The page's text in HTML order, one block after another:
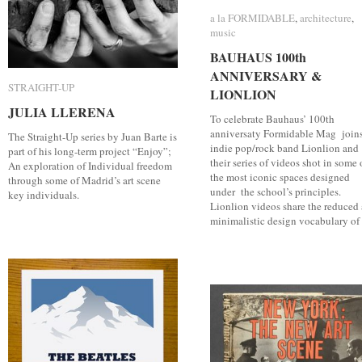
a la FORMIDABLE,architecture,
music
BAUHAUS 100th
ANNIVERSARY &
LIONLION
To celebrate Bauhaus’ 100th
anniversaty Formidable Mag
indie pop/rock band Lionlion and
their series of videos shot in some
the most iconic spaces designed
under the school’s principles.
Lionlion videos share the reduced
minimalistic design vocabulary of
a la FORMIDABLE architecture
music
BAUHAUS 100th
ANNIVERSARY &
LIONLION
STRAIGHT-UP
JULIA LLERENA
The Straight-Up series by Juan Barte is
part of his long-term project “Enjoy”;
An exploration of Individual freedom
through some of Madrid’s art scene
key individuals.
STRAIGHT-UP
JULIA LLERENA